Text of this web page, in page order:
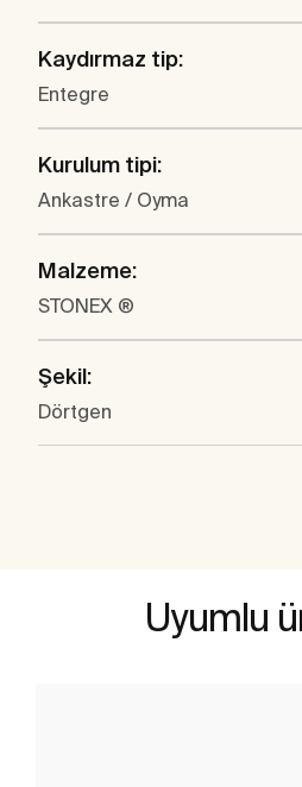
Kaydırmaz tip:
Entegre
Kurulum tipi:
Ankastre / Oyma
Malzeme:
STONEX ®
Şekil:
Dörtgen
Uyumlu